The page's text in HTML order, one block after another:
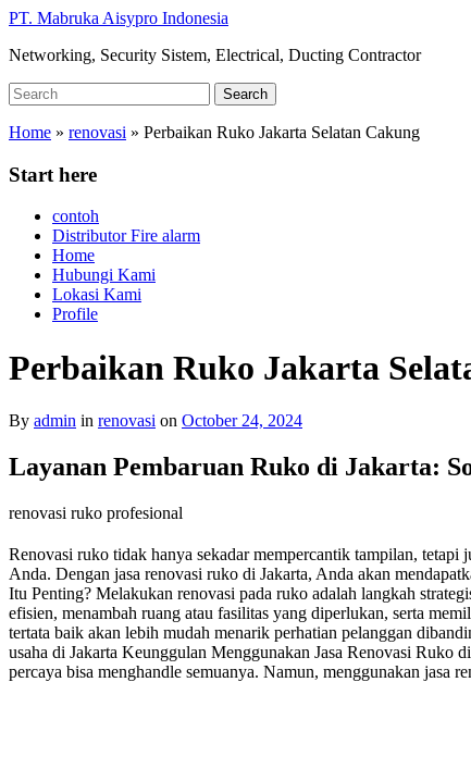
Skip
main
PT. Mabruka Aisypro Indonesia
Networking, Security Sistem, Electrical, Ducting Contractor
Search
for:
Search
Home » renovasi » Perbaikan Ruko Jakarta Selatan Cakung
Start here
contoh
Distributor Fire alarm
Home
Hubungi Kami
Lokasi Kami
Profile
Perbaikan Ruko Jakarta
By admin in renovasi on October 24, 2024
Layanan Pembaruan Ruko di Jakarta:
renovasi ruko profesional
Renovasi ruko tidak hanya sekadar mempercantik tampilan,
Anda. Dengan jasa renovasi ruko di Jakarta, Anda akan
Itu Penting? Melakukan renovasi pada ruko adalah langkah
efisien, menambah ruang atau fasilitas yang diperlukan, serta
tertata baik akan lebih mudah menarik perhatian pelanggan
usaha di Jakarta Keunggulan Menggunakan Jasa Renovasi Ruko
percaya bisa menghandle semuanya. Namun, menggunakan jasa